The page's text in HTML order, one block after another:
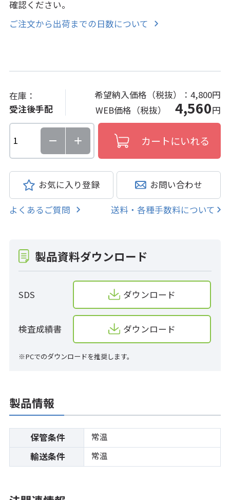
確認ください。
ご注文から出荷までの日数について
在庫：
受注後手配
希望納入価格（税抜）：4,800円
WEB価格（税抜）4,560円
お気に入り登録 お問い合わせ
よくあるご質問 送料・各種手数料について
製品資料ダウンロード
SDS ダウンロード
検査成績書 ダウンロード
※PCでのダウンロードを推奨します。
製品情報
保管条件 常温
輸送条件 常温